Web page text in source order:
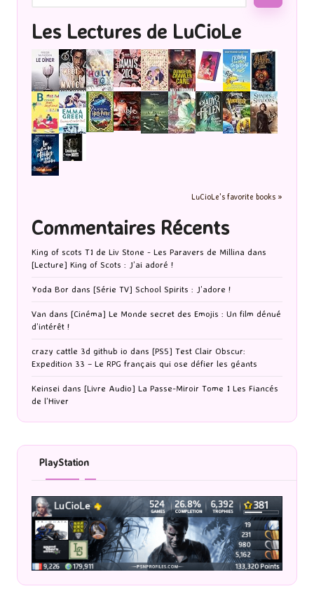
Les Lectures de LuCioLe
LuCioLe's favorite books »
Commentaires Récents
King of scots T1 de Liv Stone - Les Paravers de Millina dans
[Lecture] King of Scots : J’ai adoré !
Yoda Bor dans [Série TV] School Spirits : J’adore !
Van dans [Cinéma] Le Monde secret des Emojis : Un film dénué
d’intérêt !
crazy cattle 3d github io dans [PS5] Test Clair Obscur:
Expedition 33 – Le RPG français qui ose défier les géants
Keinsei dans [Livre Audio] La Passe-Miroir Tome 1 Les Fiancés
de l’Hiver
PlayStation